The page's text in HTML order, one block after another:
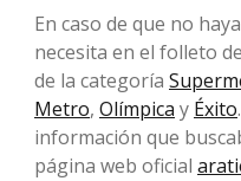
En caso de que no
necesita en el folleto
de la categoría
Metro, Olímpica y Éxito
información que
página web oficial